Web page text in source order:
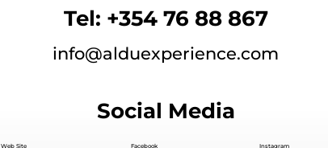
Tel: +354 76 88 867
info@alduexperience.com
Social Media
Web Site Facebook Instagram